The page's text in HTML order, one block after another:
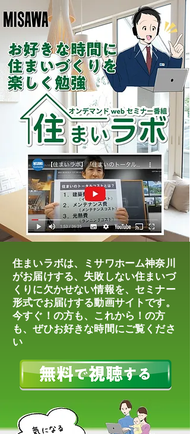
住まいラボは、ミサワホーム神奈川
がお届けする、失敗しない住まいづ
くりに欠かせない情報を、セミナー​
形式でお届けする動画サイトです。
今すぐ！の方も、これから！の方
も、ぜひお好きな時間にご覧くださ
い